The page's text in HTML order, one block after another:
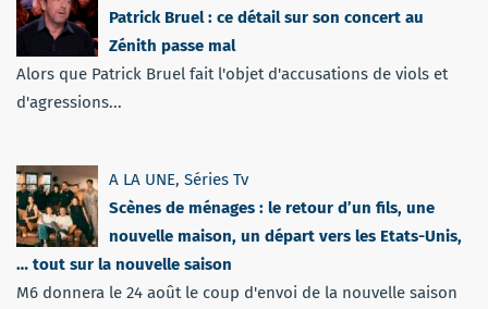
Patrick Bruel : ce détail sur son concert au
Zénith passe mal
Alors que Patrick Bruel fait l'objet d'accusations de viols et
d'agressions...
A LA UNE, Séries Tv
Scènes de ménages : le retour d’un fils, une
nouvelle maison, un départ vers les Etats-Unis,
… tout sur la nouvelle saison
M6 donnera le 24 août le coup d'envoi de la nouvelle saison